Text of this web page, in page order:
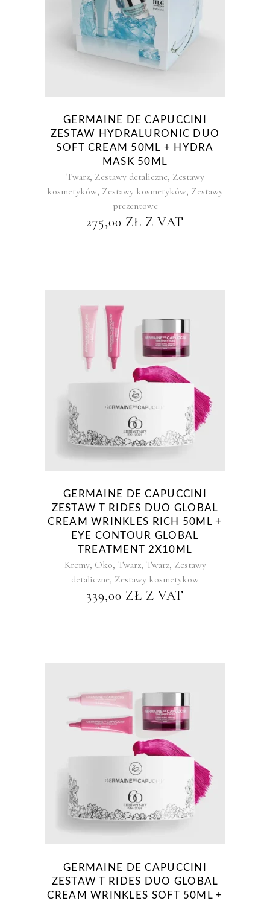
GERMAINE DE CAPUCCINI
ZESTAW HYDRALURONIC DUO
SOFT CREAM 50ML + HYDRA
MASK 50ML
Twarz, Zestawy detaliczne, Zestawy
kosmetyków, Zestawy kosmetyków, Zestawy
prezentowe
275,00 ZŁ Z VAT
GERMAINE DE CAPUCCINI
ZESTAW T RIDES DUO GLOBAL
CREAM WRINKLES RICH 50ML +
EYE CONTOUR GLOBAL
TREATMENT 2X10ML
Kremy, Oko, Twarz, Twarz, Zestawy
detaliczne, Zestawy kosmetyków
339,00 ZŁ Z VAT
GERMAINE DE CAPUCCINI
ZESTAW T RIDES DUO GLOBAL
CREAM WRINKLES SOFT 50ML +